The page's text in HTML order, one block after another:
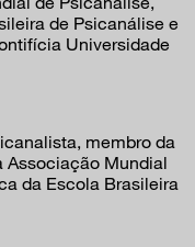
de Psicanálise e
Universidade
membro da
Associação Mundial
da Escola Brasileira